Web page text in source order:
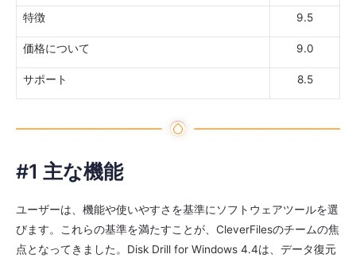
特徴 9.5
価格について 9.0
サポート 8.5
#1 主な機能
ユーザーは、機能や使いやすさを基準にソフトウェアツールを選
びます。これらの基準を満たすことが、CleverFilesのチームの焦
点となってきました。Disk Drill for Windows 4.4は、データ復元